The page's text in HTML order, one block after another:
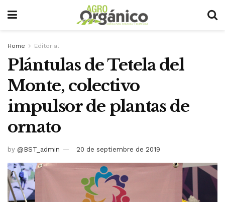
Home Editorial
Plántulas de Tetela del
Monte, colectivo
impulsor de plantas de
ornato
by @BST_admin 20 de septiembre de 2019